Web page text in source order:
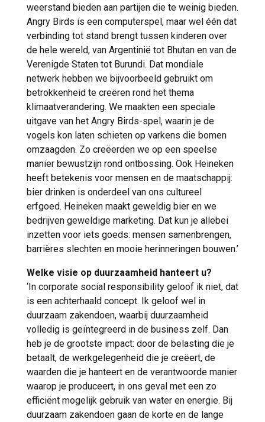
weerstand bieden aan partijen die te weinig bieden.
Angry Birds is een computerspel, maar wel één dat
verbinding tot stand brengt tussen kinderen over
de hele wereld, van Argentinië tot Bhutan en van de
Verenigde Staten tot Burundi. Dat mondiale
netwerk hebben we bijvoorbeeld gebruikt om
betrokkenheid te creëren rond het thema
klimaatverandering. We maakten een speciale
uitgave van het Angry Birds-spel, waarin je de
vogels kon laten schieten op varkens die bomen
omzaagden. Zo creëerden we op een speelse
manier bewustzijn rond ontbossing. Ook Heineken
heeft betekenis voor mensen en de maatschappij:
bier drinken is onderdeel van ons cultureel
erfgoed. Heineken maakt geweldig bier en we
bedrijven geweldige marketing. Dat kun je allebei
inzetten voor iets goeds: mensen samenbrengen,
barrières slechten en mooie herinneringen bouwen.’
Welke visie op duurzaamheid hanteert u?
‘In corporate social responsibility geloof ik niet, dat
is een achterhaald concept. Ik geloof wel in
duurzaam zakendoen, waarbij duurzaamheid
volledig is geïntegreerd in de business zelf. Dan
heb je de grootste impact: door de belasting die je
betaalt, de werkgelegenheid die je creëert, de
waarden die je hanteert en de verantwoorde manier
waarop je produceert, in ons geval met een zo
efficiënt mogelijk gebruik van water en energie. Bij
duurzaam zakendoen gaan de korte en de lange